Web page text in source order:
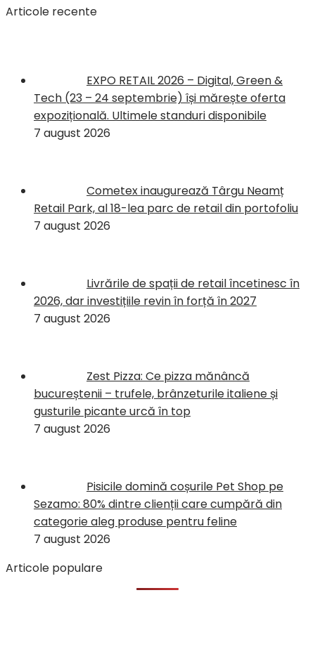
Articole recente
EXPO RETAIL 2026 – Digital, Green &
Tech (23 – 24 septembrie) își mărește oferta
expozițională. Ultimele standuri disponibile
7 august 2026
Cometex inaugurează Târgu Neamț
Retail Park, al 18-lea parc de retail din portofoliu
7 august 2026
Livrările de spații de retail încetinesc în
2026, dar investițiile revin în forță în 2027
7 august 2026
Zest Pizza: Ce pizza mănâncă
bucureștenii – trufele, brânzeturile italiene și
gusturile picante urcă în top
7 august 2026
Pisicile domină coșurile Pet Shop pe
Sezamo: 80% dintre clienții care cumpără din
categorie aleg produse pentru feline
7 august 2026
Articole populare